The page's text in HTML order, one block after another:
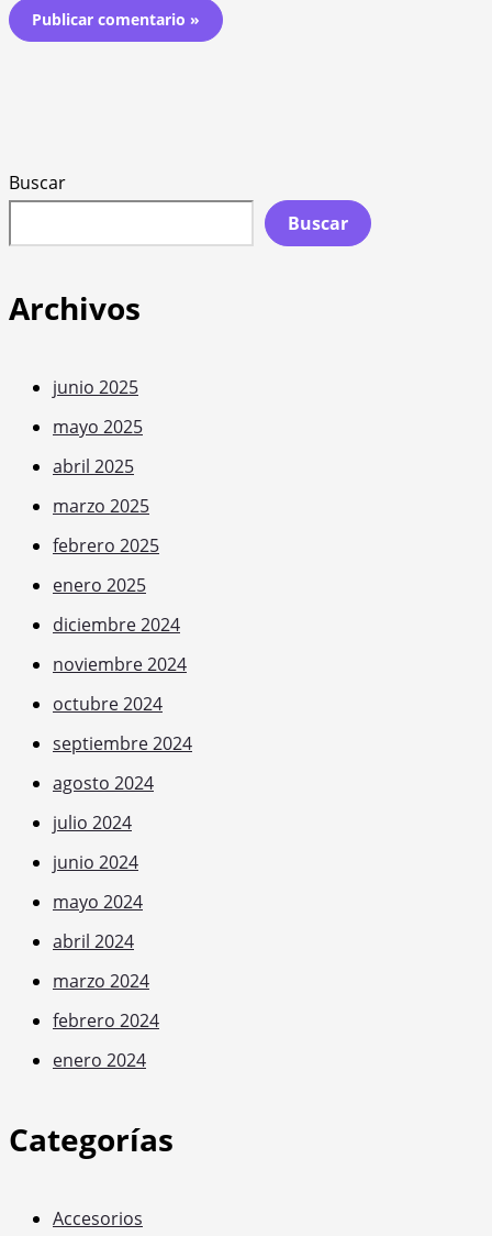
Buscar
Buscar
Archivos
junio 2025
mayo 2025
abril 2025
marzo 2025
febrero 2025
enero 2025
diciembre 2024
noviembre 2024
octubre 2024
septiembre 2024
agosto 2024
julio 2024
junio 2024
mayo 2024
abril 2024
marzo 2024
febrero 2024
enero 2024
Categorías
Accesorios